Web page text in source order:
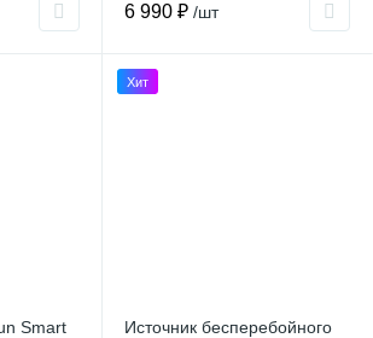
6 990 ₽ /шт
Smart
Хит
Источник бесперебойного